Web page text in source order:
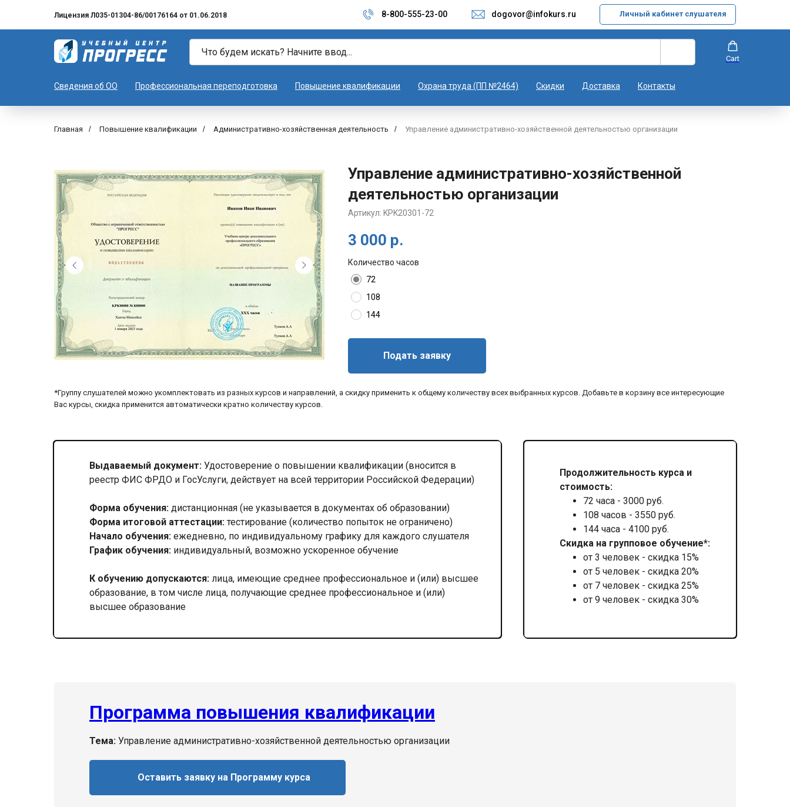
Лицензия Л035-01304-86/00176164 от 01.06.2018 8-800-555-23-00 dogovor@infokurs.ru Личный кабинет слушателя
Cart
Сведения об ОО Профессиональная переподготовка Повышение квалификации Охрана труда (ПП №2464) Скидки Доставка Контакты
Главная / Повышение квалификации / Административно-хозяйственная деятельность / Управление административно-хозяйственной деятельностью организации
Управление административно-хозяйственной
деятельностью организации
Артикул: KPK20301-72
3 000 р.
Количество часов
72
108
144
Подать заявку
*Группу слушателей можно укомплектовать из разных курсов и направлений, а скидку применить к общему количеству всех выбранных курсов. Добавьте в корзину все интересующие
Вас курсы, скидка применится автоматически кратно количеству курсов.
Выдаваемый документ: Удостоверение о повышении квалификации (вносится в
реестр ФИС ФРДО и ГосУслуги, действует на всей территории Российской Федерации)
Форма обучения: дистанционная (не указывается в документах об образовании)
Форма итоговой аттестации: тестирование (количество попыток не ограничено)
Начало обучения: ежедневно, по индивидуальному графику для каждого слушателя
График обучения: индивидуальный, возможно ускоренное обучение
К обучению допускаются: лица, имеющие среднее профессиональное и (или) высшее
образование, в том числе лица, получающие среднее профессиональное и (или)
высшее образование
Продолжительность курса и
стоимость:
72 часа - 3000 руб.
108 часов - 3550 руб.
144 часа - 4100 руб.
Скидка на групповое обучение*:
от 3 человек - скидка 15%
от 5 человек - скидка 20%
от 7 человек - скидка 25%
от 9 человек - скидка 30%
Программа повышения квалификации
Тема: Управление административно-хозяйственной деятельностью организации
Оставить заявку на Программу курса